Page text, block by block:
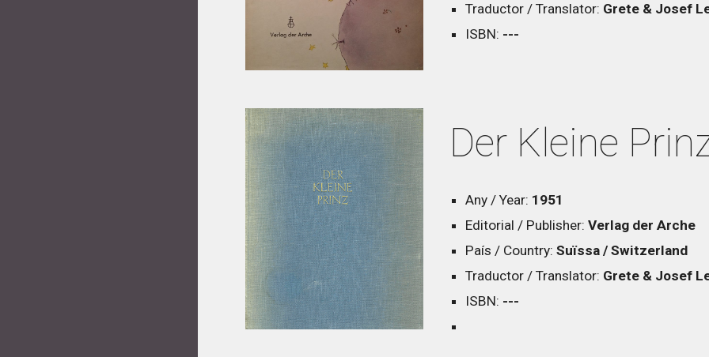
Traductor / Translator: Grete & Josef
ISBN: ---
Der Kleine
Any / Year: 1951
Editorial / Publisher: Verlag der Arche
País / Country: Suïssa / Switzerland
Traductor / Translator: Grete & Josef
ISBN: ---